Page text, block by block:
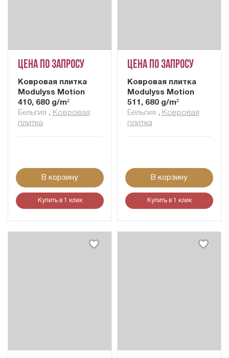
Цена по запросу
Ковровая плитка
Modulyss Motion
410, 680 g/m²
Бельгия , Ковровая
плитка
В корзину
Купить в 1 клик
Цена по запросу
Ковровая плитка
Modulyss Motion
511, 680 g/m²
Бельгия , Ковровая
плитка
В корзину
Купить в 1 клик